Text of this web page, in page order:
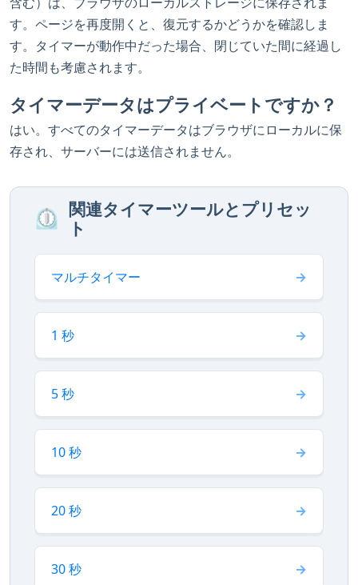
す。ページを再度開くと、復元するかどうかを確認しま
す。タイマーが動作中だった場合、閉じていた間に経過し
た時間も考慮されます。
タイマーデータはプライベートですか？
はい。すべてのタイマーデータはブラウザにローカルに保
存され、サーバーには送信されません。
⏲️ 関連タイマーツールとプリセッ
ト
マルチタイマー
1 秒
5 秒
10 秒
20 秒
30 秒